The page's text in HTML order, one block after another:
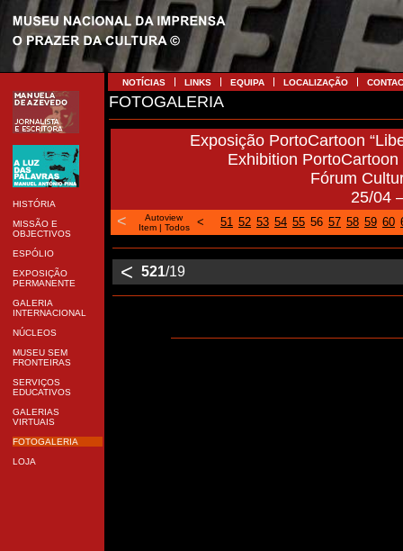
HISTÓRIA
MISSÃO E
OBJECTIVOS
ESPÓLIO
EXPOSIÇÃO
PERMANENTE
GALERIA
INTERNACIONAL
NÚCLEOS
MUSEU SEM
FRONTEIRAS
SERVIÇOS
EDUCATIVOS
GALERIAS
VIRTUAIS
FOTOGALERIA
LOJA
NOTÍCIAS LINKS EQUIPA LOCALIZAÇÃO
FOTOGALERIA
Exposição PortoCartoon
Exhibition PortoCartoon
Fórum
25/04
<
Autoview
Item| Todos < 51 52 53 54 55 56 57 58 59 60
< 521/19